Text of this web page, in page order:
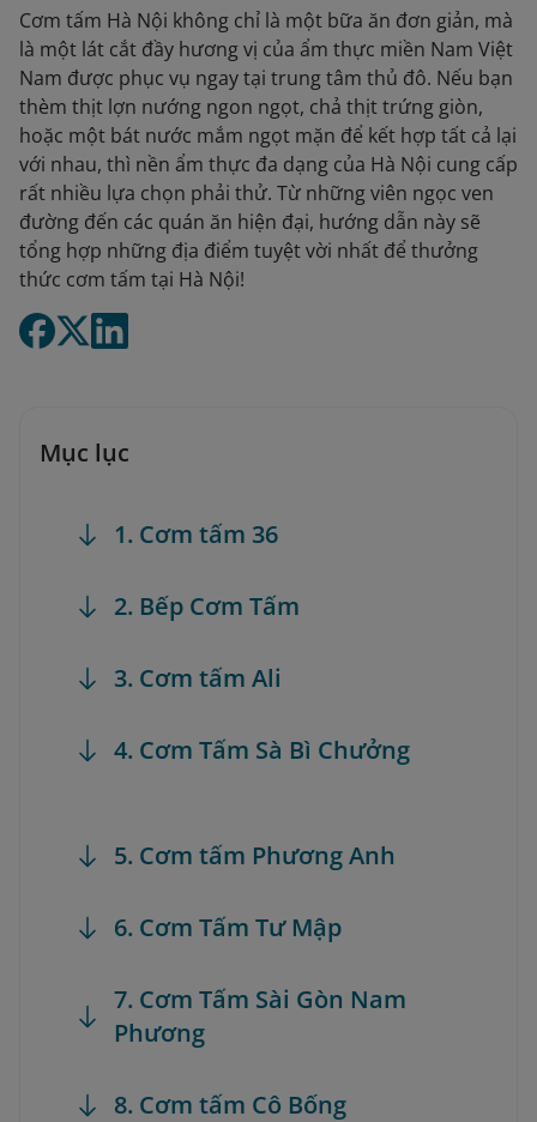
Cơm tấm Hà Nội không chỉ là một bữa ăn đơn giản, mà
là một lát cắt đầy hương vị của ẩm thực miền Nam Việt
Nam được phục vụ ngay tại trung tâm thủ đô. Nếu bạn
thèm thịt lợn nướng ngon ngọt, chả thịt trứng giòn,
hoặc một bát nước mắm ngọt mặn để kết hợp tất cả lại
với nhau, thì nền ẩm thực đa dạng của Hà Nội cung cấp
rất nhiều lựa chọn phải thử. Từ những viên ngọc ven
đường đến các quán ăn hiện đại, hướng dẫn này sẽ
tổng hợp những địa điểm tuyệt vời nhất để thưởng
thức cơm tấm tại Hà Nội!
Mục lục
1. Cơm tấm 36
2. Bếp Cơm Tấm
3. Cơm tấm Ali
4. Cơm Tấm Sà Bì Chưởng
5. Cơm tấm Phương Anh
6. Cơm Tấm Tư Mập
7. Cơm Tấm Sài Gòn Nam
Phương
8. Cơm tấm Cô Bống